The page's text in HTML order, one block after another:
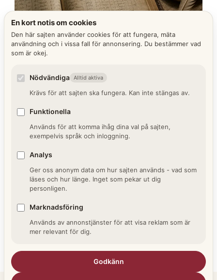
Husförhörslängden är släktforskarens favorit
och fasa på samma gång. Ingen annan källa
låter dig följa en hel familj genom åren så som
den gör, men få källor är heller så svårlästa,
med sina kolumner, latinska rubriker och
husförhörslängden steg för steg, så att du lär
dig läsa den …Läs vidare →
Etiketter
Församlingsbok
Kyrkböcker ,Läskunnighet, Luthers katekes,Rotar
Lämna en kommentar
En kort notis om cookies
Den här sajten använder cookies för att fungera, mäta
användning och i vissa fall för annonsering. Du bestämmer vad
som är okej.
Nödvändiga Alltid aktiva
Krävs för att sajten ska fungera. Kan inte stängas av.
Funktionella
Används för att komma ihåg dina val på sajten,
exempelvis språk och inloggning.
Analys
Ger oss anonym data om hur sajten används - vad som
läses och hur länge. Inget som pekar ut dig
personligen.
Marknadsföring
Används av annonstjänster för att visa reklam som är
mer relevant för dig.
Godkänn